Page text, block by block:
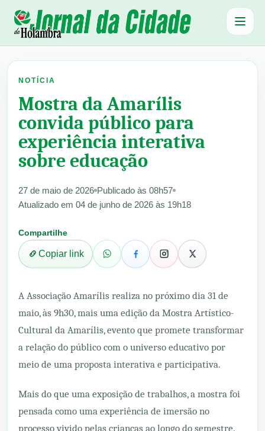
Abrir
NOTÍCIA
Mostra da Amarílis
convida público para
experiência interativa
sobre educação
27 de maio de 2026 Publicado às 08h57
Atualizado em 04 de junho de 2026 às 19h18
Compartilhe
Copiar link
A Associação Amarílis realiza no próximo dia 31 de
maio, às 9h30, mais uma edição da Mostra Artístico-
Cultural da Amarílis, evento que promete transformar
a relação do público com o universo educativo por
meio de uma proposta interativa e participativa.
Mais do que uma exposição de trabalhos, a mostra foi
pensada como uma experiência de imersão no
processo vivido pelas crianças ao longo do semestre.